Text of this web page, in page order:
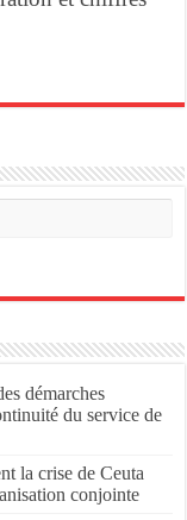
démarches
du service de
la crise de Ceuta
conjointe